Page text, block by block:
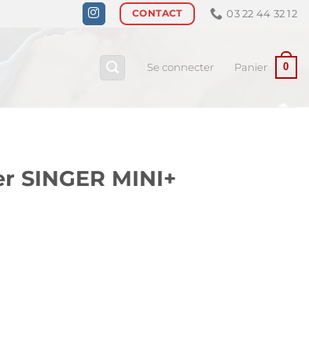
CONTACT 03 22 44 32 12
Se connecter Panier 0
SINGER MINI+